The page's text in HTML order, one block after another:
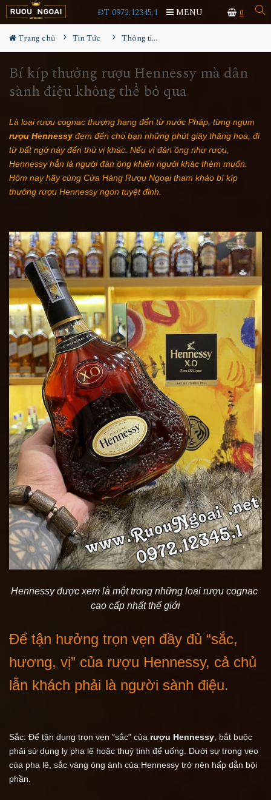
0
ĐT 0972.12345.1 MENU
Trang chủ Tin Tức Thông tin Rượu ngoại
Bí kíp thưởng rượu Hennessy mà dân
sành điệu không thể bỏ qua
Là loại rượu cognac thượng hạng đến từ nước Pháp, từng ngụm
rượu Hennessy đem đến cho bạn những phút giây thăng hoa, đi
từ bất ngờ này đến thú vị khác. Nếu ví đàn ông như rượu,
Hennessy hẳn là người đàn ông khiến người khác thèm muốn.
Hôm nay hãy cùng Cửa Hàng Rượu Ngoại tham khảo bí kíp
thưởng rượu Hennessy ngon tuyệt đỉnh.
Hennessy được xem là một trong những loại rượu cognac
cao cấp nhất thế giới
Để tận hưởng trọn vẹn đầy đủ “sắc,
hương, vị” của rượu Hennessy, cả chủ
lẫn khách phải là người sành điệu.
Sắc: Để tận dụng trọn vẹn "sắc" của rượu Hennessy, bắt buộc
phải sử dụng ly pha lê hoặc thuỷ tinh để uống. Dưới sự trong veo
của pha lê, sắc vàng óng ánh của Hennessy trở nên hấp dẫn bội
phần.